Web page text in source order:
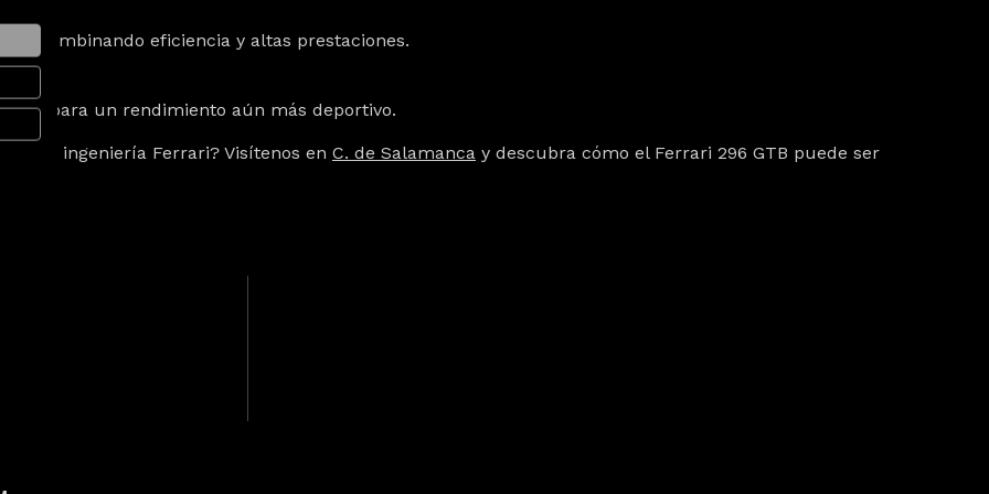
combinando eficiencia y altas prestaciones.
para un rendimiento aún más deportivo.
de la ingeniería Ferrari? Visítenos en C. de Salamanca y descubra cómo el Ferrari 296 GTB puede ser